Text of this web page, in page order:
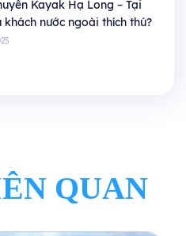
Kayak Hạ Long – Tại
khách nước ngoài thích thú?
QUAN